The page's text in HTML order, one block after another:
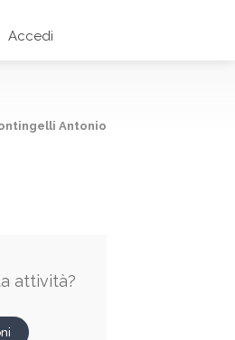
Accedi
Antonio
attività?